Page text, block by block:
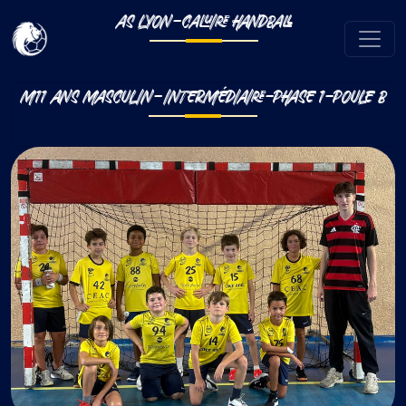
AS LYON-CALUIRE HANDBALL
M11 ANS MASCULIN-INTERMÉDIAIRE-PHASE 1-POULE B